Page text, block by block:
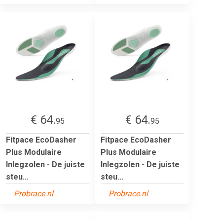
€ 64.95
Fitpace EcoDasher
Plus Modulaire
Inlegzolen - De juiste
steu...
Probrace.nl
€ 64.95
Fitpace EcoDasher
Plus Modulaire
Inlegzolen - De juiste
steu...
Probrace.nl